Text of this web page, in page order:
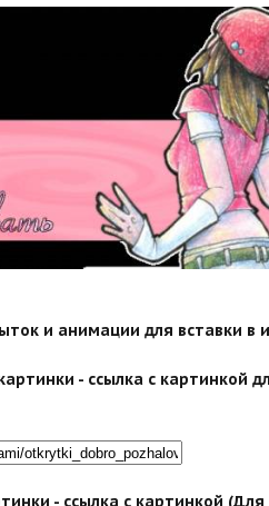
и анимации для вставки в
- ссылка с картинкой
- ссылка с картинкой